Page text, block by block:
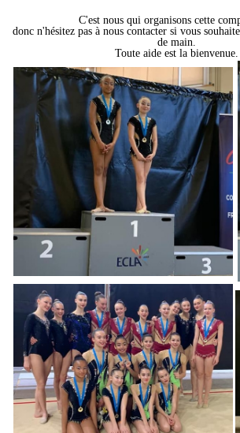
C'est nous qui organisons cette
donc n'hésitez pas à nous contacter si vous
de main.
Toute aide est la bienvenue.